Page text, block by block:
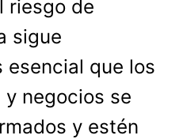
riesgo de
sigue
esencial que los
negocios se
y estén